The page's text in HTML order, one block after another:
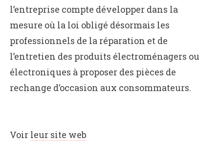
l’entreprise compte développer dans la
mesure où la loi obligé désormais les
professionnels de la réparation et de
l’entretien des produits électroménagers ou
électroniques à proposer des pièces de
rechange d’occasion aux consommateurs.
Voir leur site web